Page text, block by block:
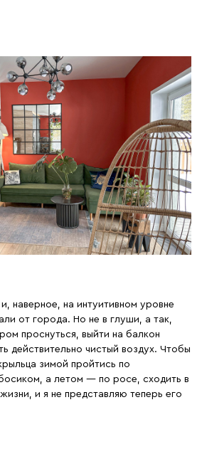
наверное, на интуитивном уровне
от города. Но не в глуши, а так,
проснуться, выйти на балкон
действительно чистый воздух. Чтобы
зимой пройтись по
а летом — по росе, сходить в
и я не представляю теперь его